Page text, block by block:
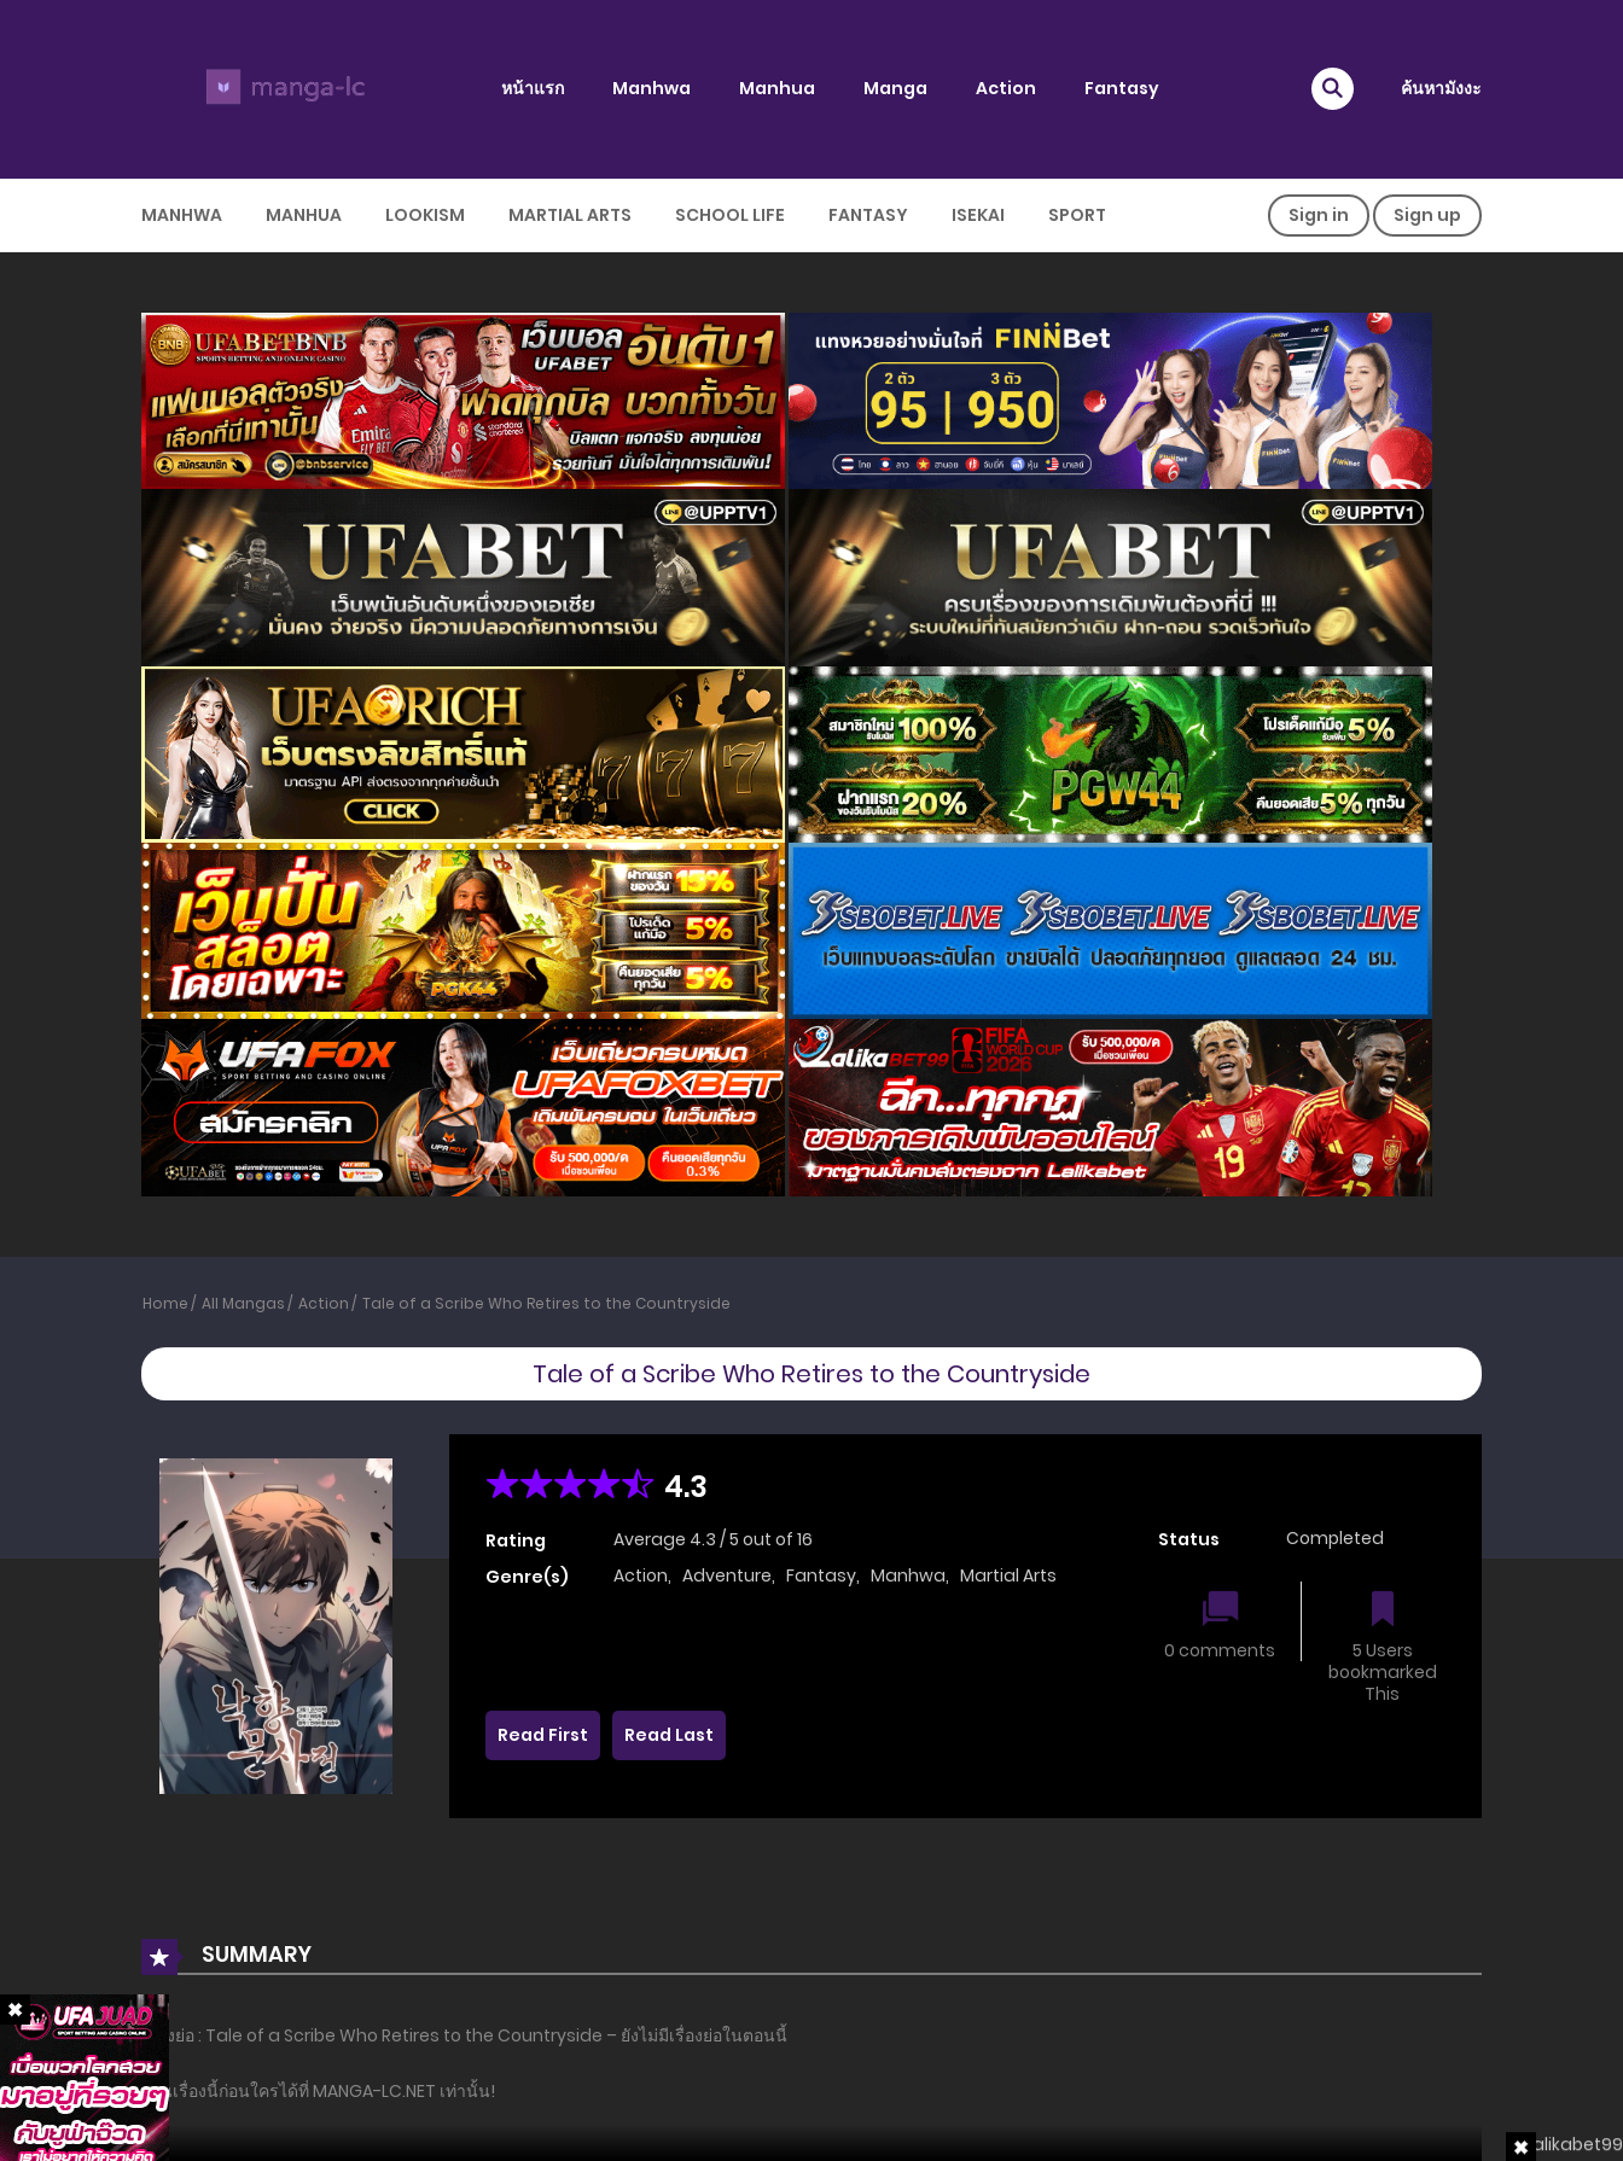
หน้าแรก Manhwa Manhua Manga Action Fantasy ค้นหามังงะ
MANHWA MANHUA LOOKISM MARTIAL ARTS SCHOOL LIFE FANTASY ISEKAI SPORT Sign in Sign up
Home All Mangas Action Tale of a Scribe Who Retires to the Countryside
Tale of a Scribe Who Retires to the Countryside
4.3
Rating Average 4.3 /5 out of 16
Genre(s)
Action, Adventure, Fantasy, Manhwa, Martial Arts
Status Completed
0 comments
5 Users
bookmarked
This
Read First
Read Last
SUMMARY
เรื่องย่อ : Tale of a Scribe Who Retires to the Countryside – ยังไม่มีเรื่องย่อในตอนนี้
อ่านเรื่องนี้ก่อนใครได้ที่ MANGA-LC.NET เท่านั้น!